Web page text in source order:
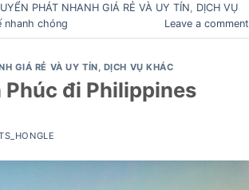
PHÁT NHANH GIÁ RẺ VÀ UY TÍN
DỊCH VỤ
nhanh chóng Leave a comment
GIÁ RẺ VÀ UY TÍN, DỊCH VỤ KHÁC
đi Philippines